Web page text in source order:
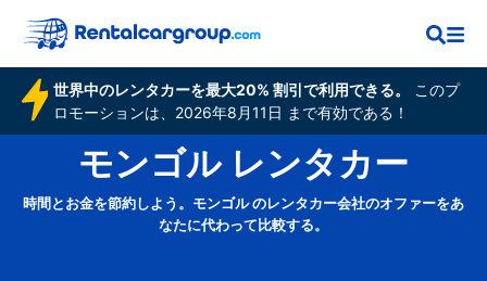
世界中のレンタカーを最大20% 割引で利用できる。
このプ
ロモーションは、2026年8月11日 まで有効である！
モンゴル レンタカー
時間とお金を節約しよう。モンゴル のレンタカー会社のオファーをあ
なたに代わって比較する。